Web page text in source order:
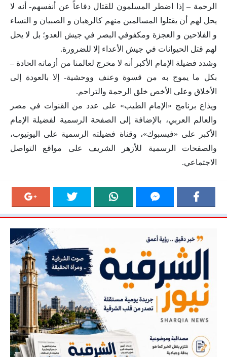
الرحمة – إذا اضطر المسلمون للقتال دفاعاً عن أنفسهم- أنه لا
يحل لهم أن يقتلوا المسالمين منهم كالرهبان و الصبيان و النساء
و الفلاحين و العجزة ومكفوفي البصر في جيش العدو؛ بل لا يحل
لهم قتل الحيوانات في جيش الأعداء إلا للضرورة.
وشدد فضيلة الإمام الأكبر أنه لا مخرج لعالمنا من أزماته الحادة –
بكل ما يموج به من قسوة وعنف ووحشية- إلا بالعودة إلى
الأخلاق وعلى الأخص خلق الرحمة والتراحم.
ويذاع برنامج «الإمام الطيب» على عدد من القنوات في مصر
والعالم العربي، بالإضافة إلى الصفحة الرسمية لفضيلة الإمام
الأكبر على «فيسبوك»، وقناة فضيلته الرسمية على اليوتيوب،
والصفحات الرسمية للأزهر ‏الشريف على مواقع التواصل
الاجتماعي.